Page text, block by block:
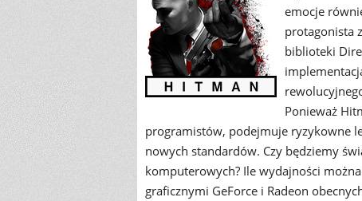
emocje
protagonista
biblioteki
Ponieważ
programistów, podejmuje ryzykowne
nowych standardów. Czy będziemy
komputerowych? Ile wydajności
graficznymi GeForce i Radeon